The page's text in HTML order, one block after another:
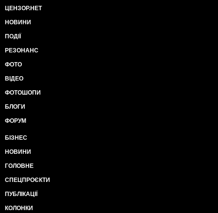
ЦЕНЗОР.НЕТ
НОВИНИ
ПОДІЇ
РЕЗОНАНС
ФОТО
ВІДЕО
ФОТОШОПИ
БЛОГИ
ФОРУМ
БІЗНЕС
НОВИНИ
ГОЛОВНЕ
СПЕЦПРОЄКТИ
ПУБЛІКАЦІЇ
КОЛОНКИ